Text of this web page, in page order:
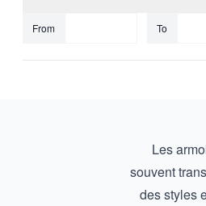
From To
Les
souvent
des styles